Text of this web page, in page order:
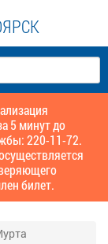
5 минут до
220-11-72.
билет.